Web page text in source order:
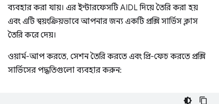
ব্যবহার করা যায়। এর ইন্টারফেসটি AIDL দিয়ে তৈরি করা হয়
এবং এটি স্বয়ংক্রিয়ভাবে আপনার জন্য একটি প্রক্সি সার্ভিস ক্লাস
তৈরি করে দেয়।
ওয়ার্ম-আপ করতে, সেশন তৈরি করতে এবং প্রি-ফেচ করতে প্রক্সি
সার্ভিসের পদ্ধতিগুলো ব্যবহার করুন: